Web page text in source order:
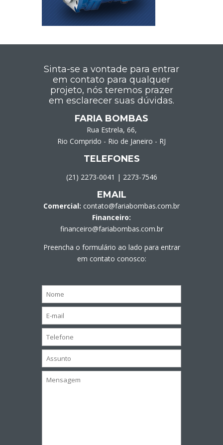
Sinta-se a vontade para entrar
em contato para qualquer
projeto, nós teremos prazer
em esclarecer suas dúvidas.
FARIA BOMBAS
Rua Estrela, 66,
Rio Comprido - Rio de Janeiro - RJ
TELEFONES
(21) 2273-0041 | 2273-7546
EMAIL
Comercial: contato@fariabombas.com.br
Financeiro:
financeiro@fariabombas.com.br
Preencha o formulário ao lado para entrar
em contato conosco: